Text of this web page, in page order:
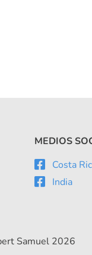
MEDIOS
Costa
India
Samuel 2026